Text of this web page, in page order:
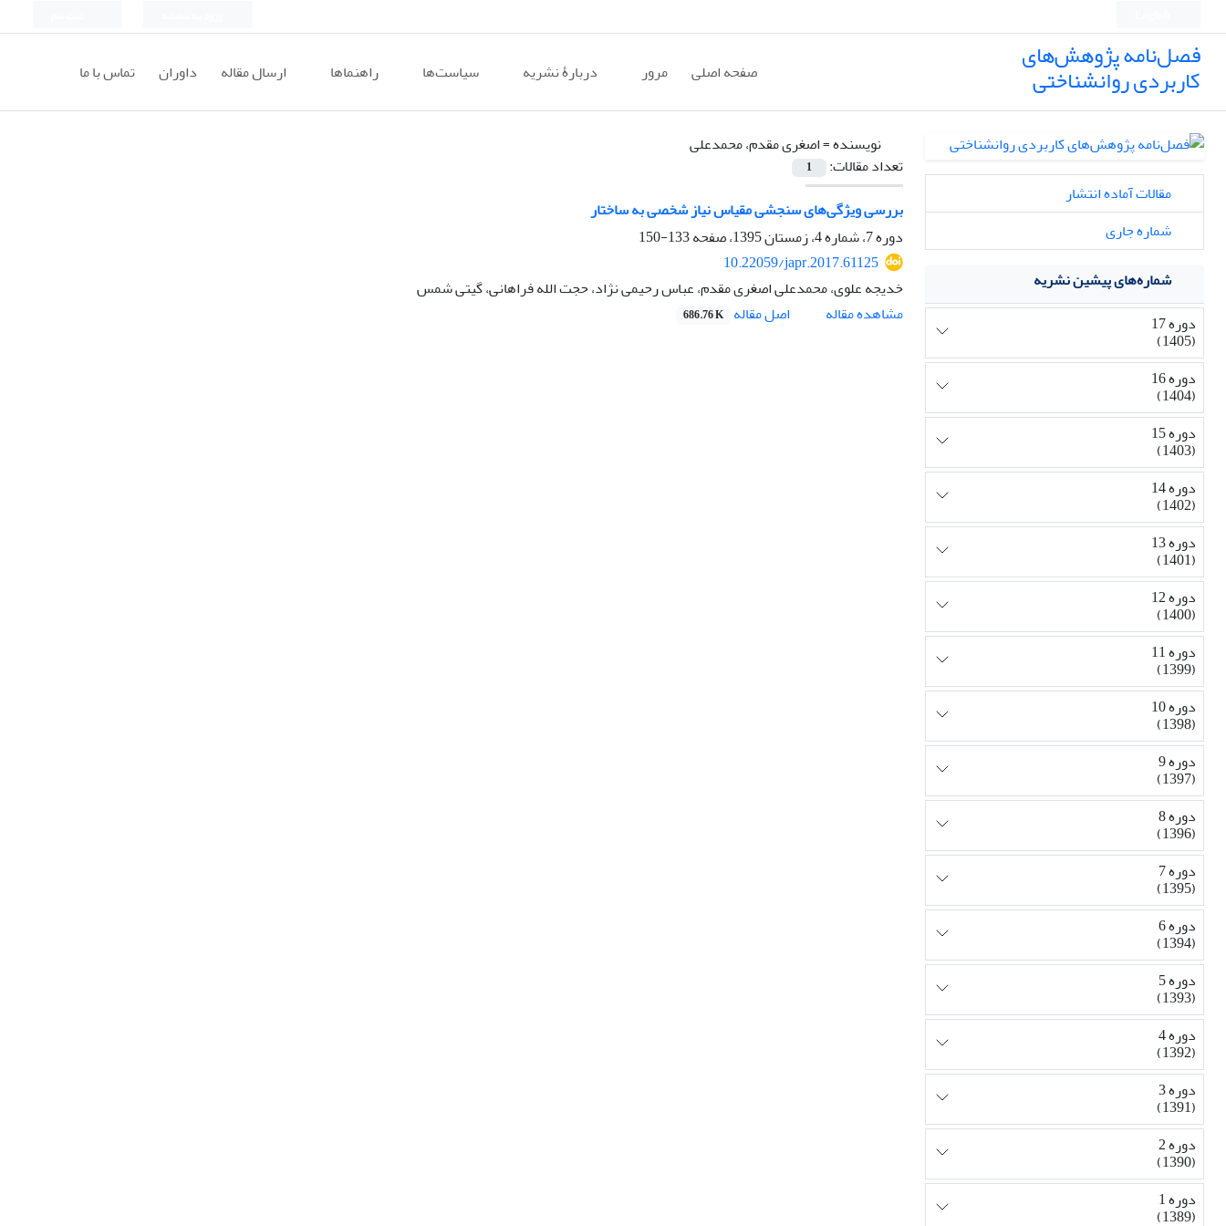
فصل‌نامه پژوهش‌های
کاربردی روانشناختی صفحه اصلی مرور دربارۀ نشریه سیاست‌ها راهنماها ارسال مقاله داوران تماس با ما
نویسنده =اصغری مقدم، محمدعلی
تعداد مقالات:
1
بررسی ویژگی‌های سنجشی مقیاس نیاز شخصی به ساختار
دوره 7، شماره 4، زمستان 1395، صفحه
133-150
10.22059/japr.2017.61125
خدیجه علوی، محمدعلی اصغری مقدم، عباس رحیمی نژاد، حجت الله فراهانی، گیتی شمس
مشاهده مقاله
اصل مقاله 686.76 K
مقالات آماده انتشار
شماره جاری
شماره‌های پیشین نشریه
دوره 17
(1405)
دوره 16
(1404)
دوره 15
(1403)
دوره 14
(1402)
دوره 13
(1401)
دوره 12
(1400)
دوره 11
(1399)
دوره 10
(1398)
دوره 9
(1397)
دوره 8
(1396)
دوره 7
(1395)
دوره 6
(1394)
دوره 5
(1393)
دوره 4
(1392)
دوره 3
(1391)
دوره 2
(1390)
دوره 1
(1389)